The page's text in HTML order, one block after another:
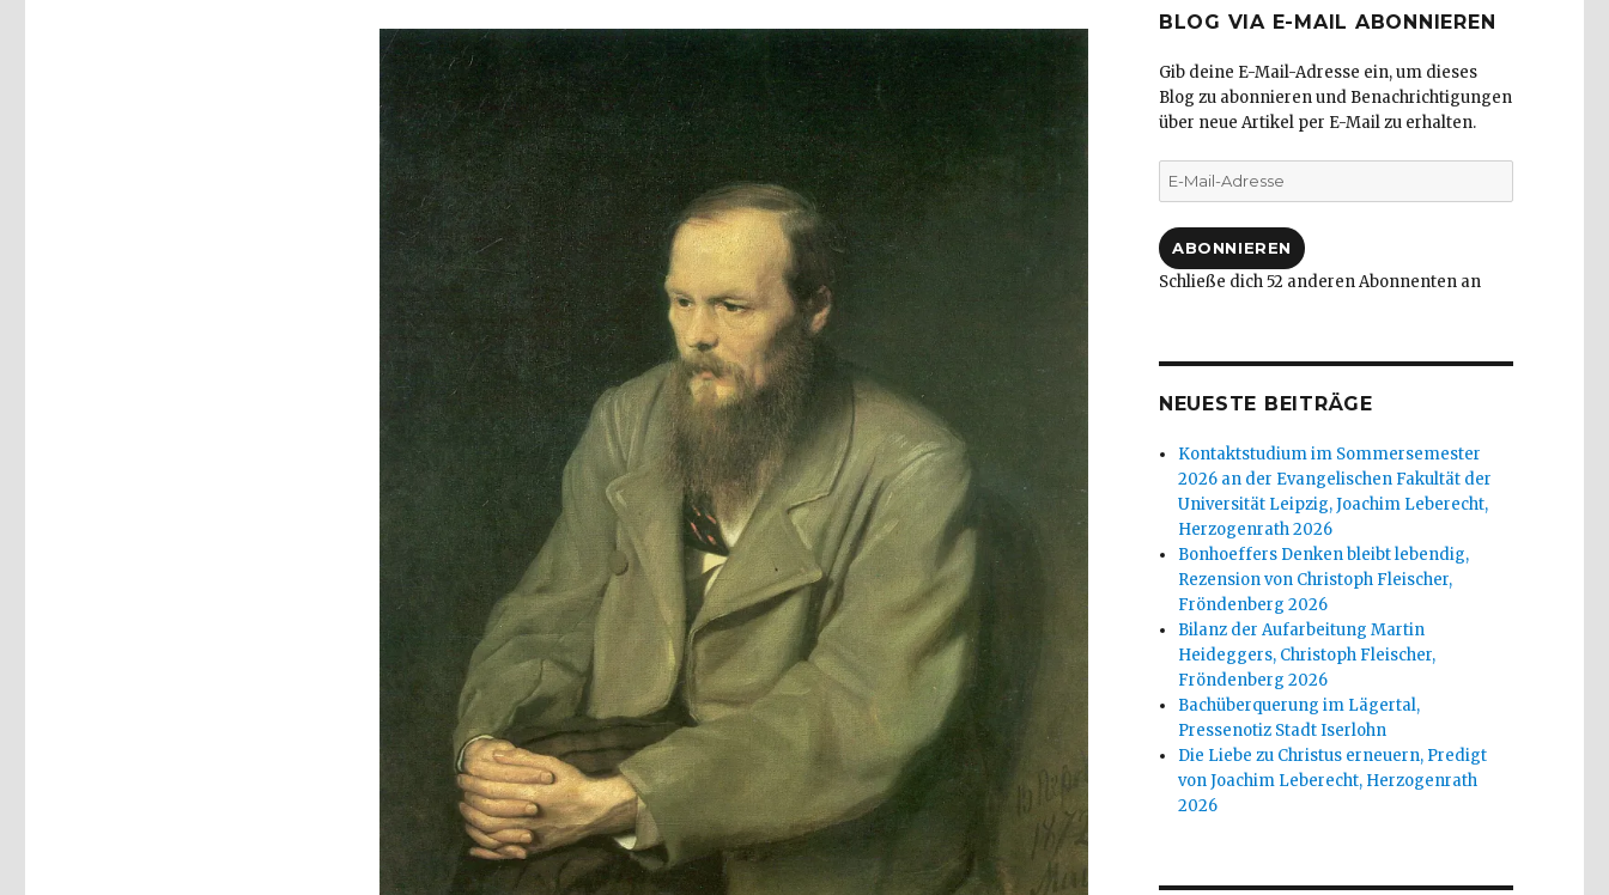
BLOG VIA E-MAIL ABONNIEREN
Gib deine E-Mail-Adresse ein, um dieses
Blog zu abonnieren und Benachrichtigungen
über neue Artikel per E-Mail zu erhalten.
E-
Mail-
ABONNIEREN
Schließe dich 52 anderen Abonnenten an
NEUESTE BEITRÄGE
Kontaktstudium im Sommersemester
2026 an der Evangelischen Fakultät der
Universität Leipzig, Joachim Leberecht,
Herzogenrath 2026
Bonhoeffers Denken bleibt lebendig,
Rezension von Christoph Fleischer,
Fröndenberg 2026
Bilanz der Aufarbeitung Martin
Heideggers, Christoph Fleischer,
Fröndenberg 2026
Bachüberquerung im Lägertal,
Pressenotiz Stadt Iserlohn
Die Liebe zu Christus erneuern, Predigt
von Joachim Leberecht, Herzogenrath
2026